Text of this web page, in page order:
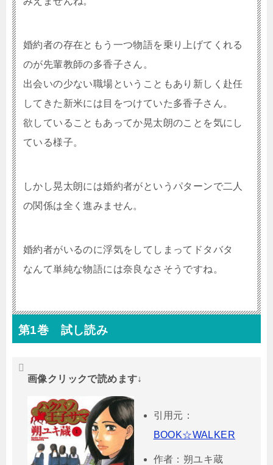
婚約者の存在ともう一つ物語を乗り上げてくれる
のが先輩教師の多香子さん。
出会いの少ない職場ということもあり新しく赴任
してきた新米には目をつけていた多香子さん。
欲していることもあってか晃太朗のことを気にし
ている様子。
しかし晃太朗には婚約者がというパターンで二人
の関係は全く進みません。
婚約者がいるのに浮気をしてしまってドタバタ
なんて単純な物語には奈良なさそうですね。
第1巻 試し読み
画像クリックで読めます↓
引用元：
BOOK☆WALKER
作者：朔ユキ蔵